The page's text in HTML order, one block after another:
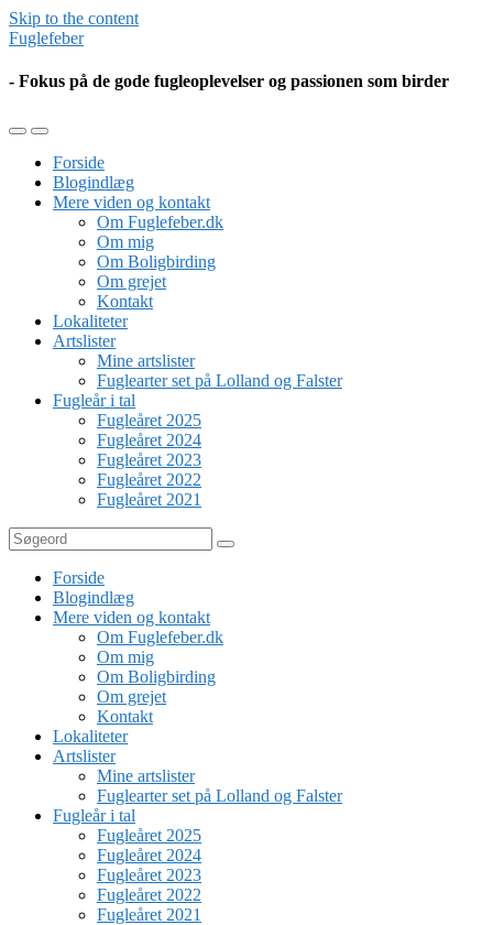
Skip to the content
Fuglefeber
- Fokus på de gode fugleoplevelser og passionen som birder
Toggle
mobile
menu
Toggle
the
search
field
Forside
Blogindlæg
Mere viden og kontakt
Om Fuglefeber.dk
Om mig
Om Boligbirding
Om grejet
Kontakt
Lokaliteter
Artslister
Mine artslister
Fuglearter set på Lolland og Falster
Fugleår i tal
Fugleåret 2025
Fugleåret 2024
Fugleåret 2023
Fugleåret 2022
Fugleåret 2021
Søg
Forside
Blogindlæg
Mere viden og kontakt
Om Fuglefeber.dk
Om mig
Om Boligbirding
Om grejet
Kontakt
Lokaliteter
Artslister
Mine artslister
Fuglearter set på Lolland og Falster
Fugleår i tal
Fugleåret 2025
Fugleåret 2024
Fugleåret 2023
Fugleåret 2022
Fugleåret 2021